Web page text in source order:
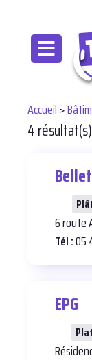
Accueil>
4 résultat(s)
6 route
Tél :05
EPG